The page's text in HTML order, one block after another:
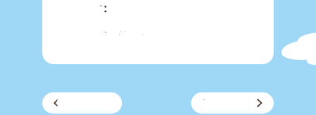
JANコード：4978902004654
商品詳細ページへ▶
過去の記事